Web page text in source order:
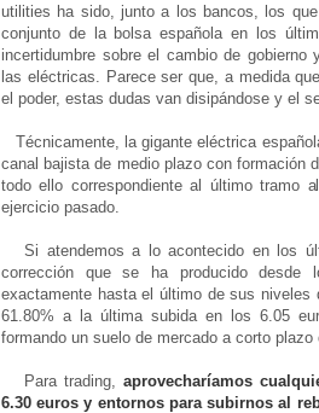
utilities ha sido, junto a los bancos, los
conjunto de la bolsa española en los
incertidumbre sobre el cambio de
las eléctricas. Parece ser que, a medida
el poder, estas dudas van disipándose y el
Técnicamente, la gigante eléctrica
canal bajista de medio plazo con formación
todo ello correspondiente al último tramo
ejercicio pasado.
Si atendemos a lo acontecido en los
corrección que se ha producido desde
exactamente hasta el último de sus niveles
61.80% a la última subida en los 6.05
formando un suelo de mercado a corto
Para trading,aprovecharíamos
6.30 euros y entornos para subirnos al